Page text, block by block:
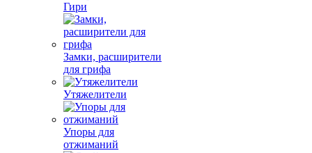
Гири
Замки, расширители
для грифа
Утяжелители
Упоры для
отжиманий